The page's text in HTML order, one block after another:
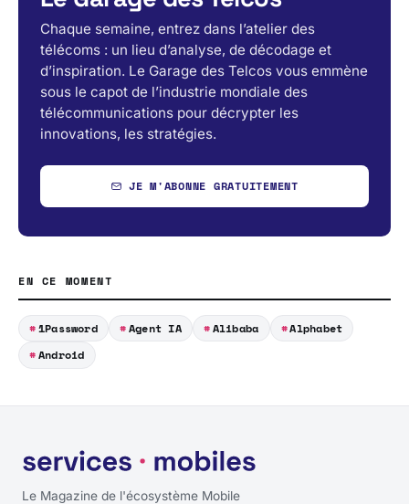
Chaque semaine, entrez dans l’atelier des
télécoms : un lieu d’analyse, de décodage et
d’inspiration. Le Garage des Telcos vous emmène
sous le capot de l’industrie mondiale des
télécommunications pour décrypter les
innovations, les stratégies.
JE M'ABONNE GRATUITEMENT
EN CE MOMENT
1Password Agent IA Alibaba
Alphabet
Android
Le Magazine de l'écosystème Mobile